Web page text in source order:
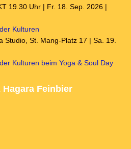
19.30 Uhr | Fr. 18. Sep. 2026 |
Kulturen
Studio, St. Mang-Platz 17 | Sa. 19.
Kulturen beim Yoga & Soul Day
Feinbier